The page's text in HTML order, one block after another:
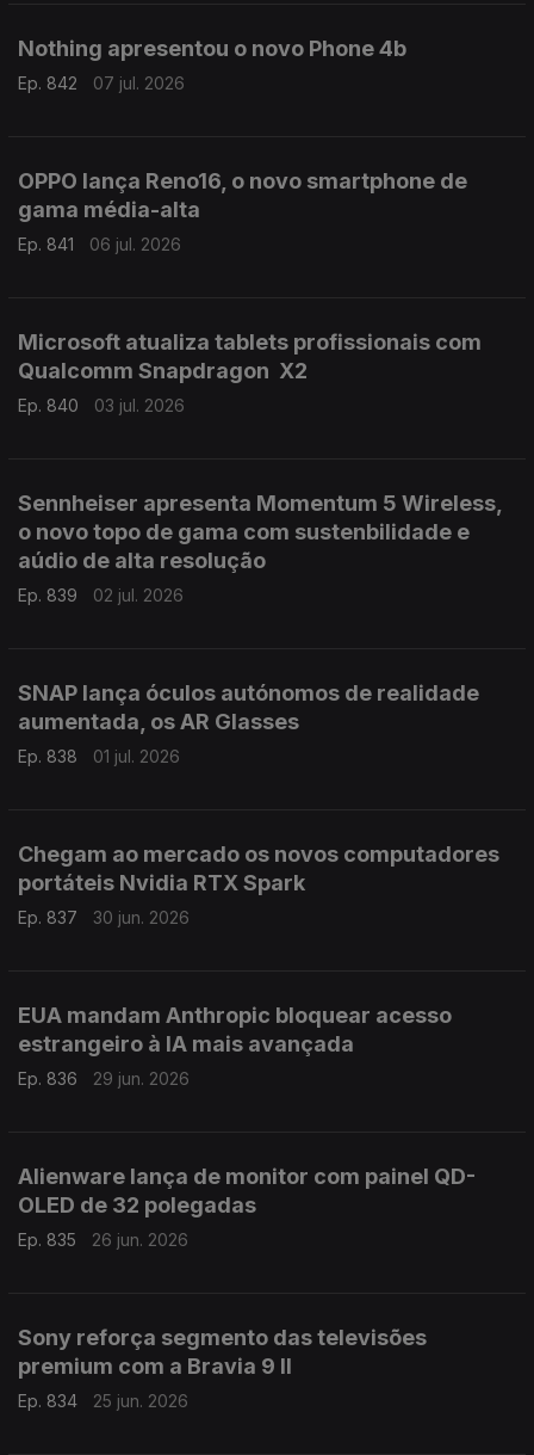
Nothing apresentou o novo Phone 4b
Ep. 842 07 jul. 2026
OPPO lança Reno16, o novo smartphone de
gama média-alta
Ep. 841 06 jul. 2026
Microsoft atualiza tablets profissionais com
Qualcomm Snapdragon X2
Ep. 840 03 jul. 2026
Sennheiser apresenta Momentum 5 Wireless,
o novo topo de gama com sustenbilidade e
aúdio de alta resolução
Ep. 839 02 jul. 2026
SNAP lança óculos autónomos de realidade
aumentada, os AR Glasses
Ep. 838 01 jul. 2026
Chegam ao mercado os novos computadores
portáteis Nvidia RTX Spark
Ep. 837 30 jun. 2026
EUA mandam Anthropic bloquear acesso
estrangeiro à IA mais avançada
Ep. 836 29 jun. 2026
Alienware lança de monitor com painel QD-
OLED de 32 polegadas
Ep. 835 26 jun. 2026
Sony reforça segmento das televisões
premium com a Bravia 9 II
Ep. 834 25 jun. 2026